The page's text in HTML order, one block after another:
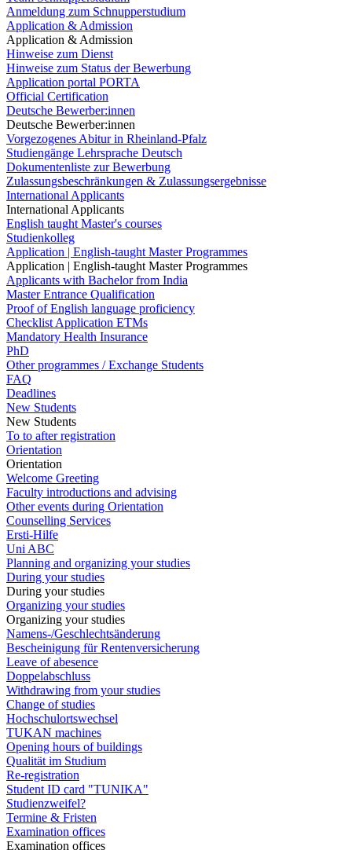
Anmeldung zum Schnupperstudium
Application & Admission
Application & Admission
Hinweise zum Dienst
Hinweise zum Status der Bewerbung
Application portal PORTA
Official Certification
Deutsche Bewerber:innen
Deutsche Bewerber:innen
Vorgezogenes Abitur in Rheinland-Pfalz
Studiengänge Lehrsprache Deutsch
Dokumentenliste zur Bewerbung
Zulassungsbeschränkungen & Zulassungsergebnisse
International Applicants
International Applicants
English taught Master's courses
Studienkolleg
Application | English-taught Master Programmes
Application | English-taught Master Programmes
Applicants with Bachelor from India
Master Entrance Qualification
Proof of English language proficiency
Checklist Application ETMs
Mandatory Health Insurance
PhD
Other programmes / Exchange Students
FAQ
Deadlines
New Students
New Students
To to after registration
Orientation
Orientation
Welcome Greeting
Faculty introductions and advising
Other events during Orientation
Counselling Services
Ersti-Hilfe
Uni ABC
Planning and organizing your studies
During your studies
During your studies
Organizing your studies
Organizing your studies
Namens-/Geschlechtsänderung
Bescheinigung für Rentenversicherung
Leave of abesence
Doppelabschluss
Withdrawing from your studies
Change of studies
Hochschulortswechsel
TUKAN machines
Opening hours of buildings
Qualität im Studium
Re-registration
Student ID card "TUNIKA"
Studienzweifel?
Termine & Fristen
Examination offices
Examination offices